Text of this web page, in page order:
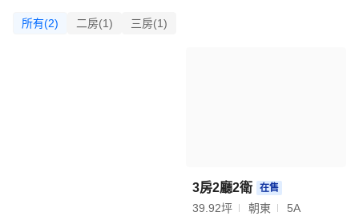
所有(2) 二房(1) 三房(1)
3房2廳2衛 在售
39.92坪 朝東 5A